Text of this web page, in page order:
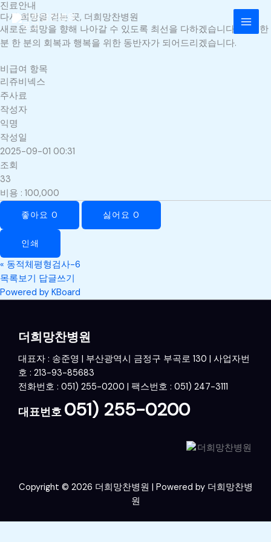
콘
텐
츠
로
너
뛰
기
진료안내
다시 희망을 걷는 곳, 더희망찬병원
새로운 희망을 향해 나아갈 수 있도록 최선을 다하겠습니다. 환자 한
분 한 분의 회복과 행복을 위한 동반자가 되어드리겠습니다.
비급여 항목
리쥬비넥스
주사료
작성자
익명
작성일
2025-09-01 00:31
조회
33
비용 : 100,000
좋아요 0 싫어요 0
인쇄
« 동적체평형검사-6
목록보기
답글쓰기
Powered by KBoard
더희망찬병원
대표자 : 송준영 | 부산광역시 금정구 부곡로 130 | 사업자번
호 : 213-93-85683
전화번호 : 051) 255-0200 | 팩스번호 : 051) 247-3111
대표번호 051) 255-0200
Copyright © 2026 더희망찬병원 | Powered by 더희망찬병
원